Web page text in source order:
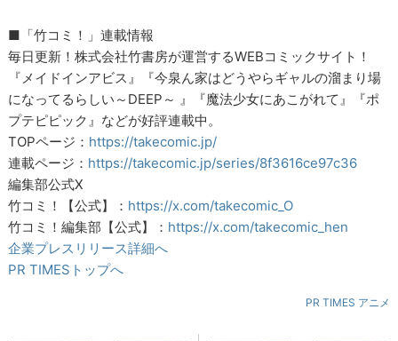
■「竹コミ！」連載情報
毎日更新！株式会社竹書房が運営するWEBコミックサイト！
『メイドインアビス』『今泉ん家はどうやらギャルの溜まり場
になってるらしい～DEEP～ 』『魔法少女にあこがれて』『ポ
プテピピック』などが好評連載中。
TOPページ： https://takecomic.jp/
連載ページ： https://takecomic.jp/series/8f3616ce97c36
編集部公式X
竹コミ！【公式】： https://x.com/takecomic_O
竹コミ！編集部【公式】： https://x.com/takecomic_hen
企業プレスリリース詳細へ
PR TIMESトップへ
PR TIMES アニメ